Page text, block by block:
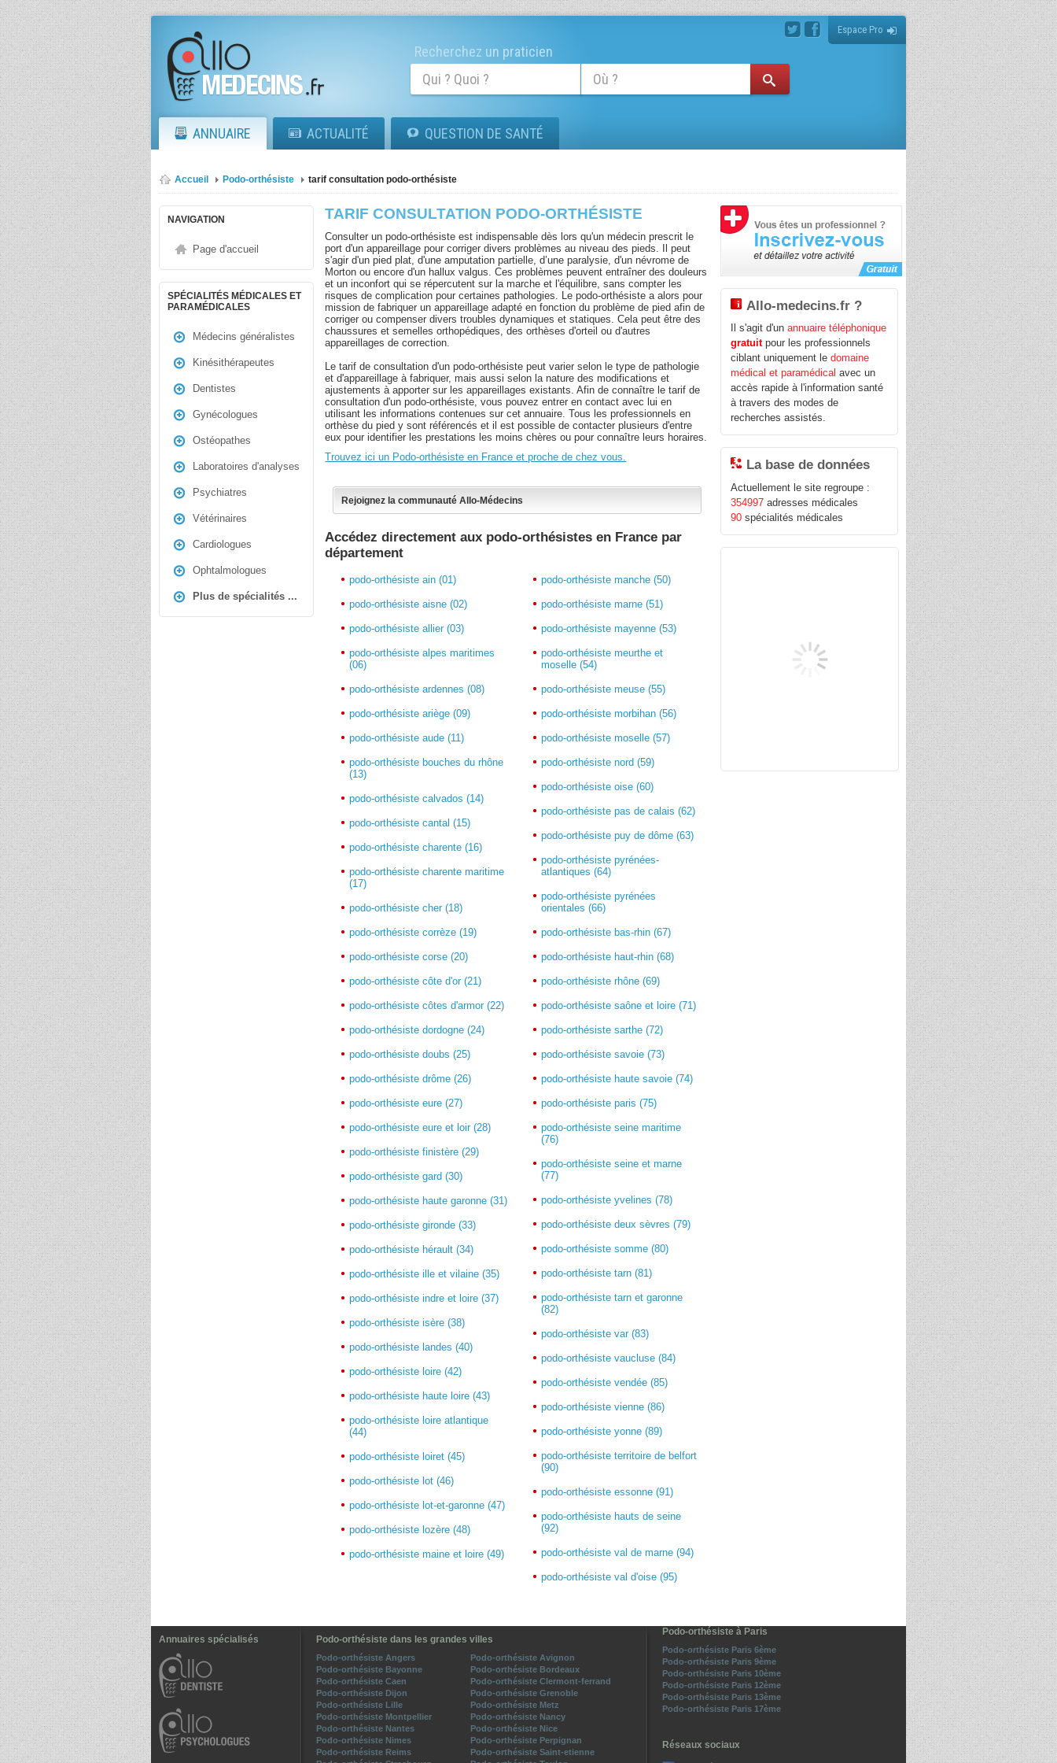
Espace Pro
Recherchez un praticien
ANNUAIRE ACTUALITÉ QUESTION DE SANTÉ
Accueil Podo-orthésiste tarif consultation podo-orthésiste
NAVIGATION
Page d'accueil
SPÉCIALITÉS MÉDICALES ET
PARAMÉDICALES
Médecins généralistes
Kinésithérapeutes
Dentistes
Gynécologues
Ostéopathes
Laboratoires d'analyses
Psychiatres
Vétérinaires
Cardiologues
Ophtalmologues
Plus de spécialités ...
TARIF CONSULTATION PODO-ORTHÉSISTE
Consulter un podo-orthésiste est indispensable dès lors qu'un médecin prescrit le
port d'un appareillage pour corriger divers problèmes au niveau des pieds. Il peut
s'agir d'un pied plat, d'une amputation partielle, d’une paralysie, d'un névrome de
Morton ou encore d'un hallux valgus. Ces problèmes peuvent entraîner des douleurs
et un inconfort qui se répercutent sur la marche et l'équilibre, sans compter les
risques de complication pour certaines pathologies. Le podo-orthésiste a alors pour
mission de fabriquer un appareillage adapté en fonction du problème de pied afin de
corriger ou compenser divers troubles dynamiques et statiques. Cela peut être des
chaussures et semelles orthopédiques, des orthèses d'orteil ou d'autres
appareillages de correction.
Le tarif de consultation d'un podo-orthésiste peut varier selon le type de pathologie
et d'appareillage à fabriquer, mais aussi selon la nature des modifications et
ajustements à apporter sur les appareillages existants. Afin de connaître le tarif de
consultation d'un podo-orthésiste, vous pouvez entrer en contact avec lui en
utilisant les informations contenues sur cet annuaire. Tous les professionnels en
orthèse du pied y sont référencés et il est possible de contacter plusieurs d'entre
eux pour identifier les prestations les moins chères ou pour connaître leurs horaires.
Trouvez ici un Podo-orthésiste en France et proche de chez vous.
Rejoignez la communauté Allo-Médecins
Accédez directement aux podo-orthésistes en France par
département
podo-orthésiste ain (01)
podo-orthésiste aisne (02)
podo-orthésiste allier (03)
podo-orthésiste alpes maritimes
(06)
podo-orthésiste ardennes (08)
podo-orthésiste ariège (09)
podo-orthésiste aude (11)
podo-orthésiste bouches du rhône
(13)
podo-orthésiste calvados (14)
podo-orthésiste cantal (15)
podo-orthésiste charente (16)
podo-orthésiste charente maritime
(17)
podo-orthésiste cher (18)
podo-orthésiste corrèze (19)
podo-orthésiste corse (20)
podo-orthésiste côte d'or (21)
podo-orthésiste côtes d'armor (22)
podo-orthésiste dordogne (24)
podo-orthésiste doubs (25)
podo-orthésiste drôme (26)
podo-orthésiste eure (27)
podo-orthésiste eure et loir (28)
podo-orthésiste finistère (29)
podo-orthésiste gard (30)
podo-orthésiste haute garonne (31)
podo-orthésiste gironde (33)
podo-orthésiste hérault (34)
podo-orthésiste ille et vilaine (35)
podo-orthésiste indre et loire (37)
podo-orthésiste isère (38)
podo-orthésiste landes (40)
podo-orthésiste loire (42)
podo-orthésiste haute loire (43)
podo-orthésiste loire atlantique
(44)
podo-orthésiste loiret (45)
podo-orthésiste lot (46)
podo-orthésiste lot-et-garonne (47)
podo-orthésiste lozère (48)
podo-orthésiste maine et loire (49)
podo-orthésiste manche (50)
podo-orthésiste marne (51)
podo-orthésiste mayenne (53)
podo-orthésiste meurthe et
moselle (54)
podo-orthésiste meuse (55)
podo-orthésiste morbihan (56)
podo-orthésiste moselle (57)
podo-orthésiste nord (59)
podo-orthésiste oise (60)
podo-orthésiste pas de calais (62)
podo-orthésiste puy de dôme (63)
podo-orthésiste pyrénées-
atlantiques (64)
podo-orthésiste pyrénées
orientales (66)
podo-orthésiste bas-rhin (67)
podo-orthésiste haut-rhin (68)
podo-orthésiste rhône (69)
podo-orthésiste saône et loire (71)
podo-orthésiste sarthe (72)
podo-orthésiste savoie (73)
podo-orthésiste haute savoie (74)
podo-orthésiste paris (75)
podo-orthésiste seine maritime
(76)
podo-orthésiste seine et marne
(77)
podo-orthésiste yvelines (78)
podo-orthésiste deux sèvres (79)
podo-orthésiste somme (80)
podo-orthésiste tarn (81)
podo-orthésiste tarn et garonne
(82)
podo-orthésiste var (83)
podo-orthésiste vaucluse (84)
podo-orthésiste vendée (85)
podo-orthésiste vienne (86)
podo-orthésiste yonne (89)
podo-orthésiste territoire de belfort
(90)
podo-orthésiste essonne (91)
podo-orthésiste hauts de seine
(92)
podo-orthésiste val de marne (94)
podo-orthésiste val d'oise (95)
Allo-medecins.fr ?
Il s'agit d'unannuaire téléphonique
gratuitpour les professionnels
ciblant uniquement ledomaine
médical et paramédical avec un
accès rapide à l'information santé
à travers des modes de
recherches assistés.
La base de données
Actuellement le site regroupe :
354997 adresses médicales
90 spécialités médicales
Annuaires spécialisés Podo-orthésiste dans les grandes villes
Podo-orthésiste Angers
Podo-orthésiste Avignon
Podo-orthésiste Bayonne
Podo-orthésiste Bordeaux
Podo-orthésiste Caen
Podo-orthésiste Clermont-ferrand
Podo-orthésiste Dijon
Podo-orthésiste Grenoble
Podo-orthésiste Lille
Podo-orthésiste Metz
Podo-orthésiste Montpellier
Podo-orthésiste Nancy
Podo-orthésiste Nantes
Podo-orthésiste Nice
Podo-orthésiste Nimes
Podo-orthésiste Perpignan
Podo-orthésiste Reims
Podo-orthésiste Saint-etienne
Podo-orthésiste à Paris
Podo-orthésiste Paris 6ème
Podo-orthésiste Paris 9ème
Podo-orthésiste Paris 10ème
Podo-orthésiste Paris 12ème
Podo-orthésiste Paris 13ème
Podo-orthésiste Paris 17ème
Réseaux sociaux